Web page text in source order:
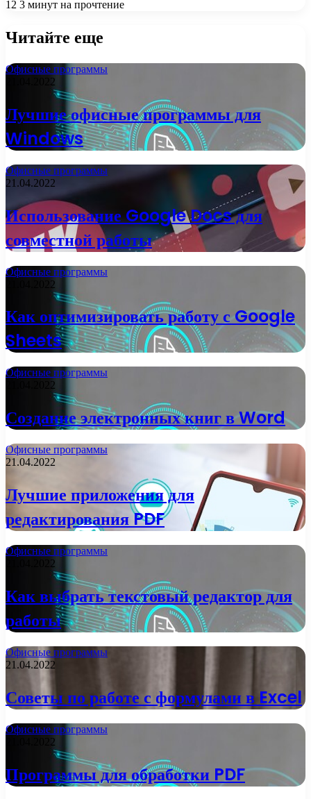
12 3 минут на прочтение
Читайте еще
Офисные программы
21.04.2022
Лучшие офисные программы для
Windows
Офисные программы
21.04.2022
Использование Google Docs для
совместной работы
Офисные программы
21.04.2022
Как оптимизировать работу с Google
Sheets
Офисные программы
21.04.2022
Создание электронных книг в Word
Офисные программы
21.04.2022
Лучшие приложения для
редактирования PDF
Офисные программы
21.04.2022
Как выбрать текстовый редактор для
работы
Офисные программы
21.04.2022
Советы по работе с формулами в Excel
Офисные программы
21.04.2022
Программы для обработки PDF